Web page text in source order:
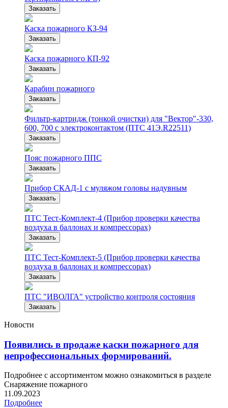
Заказать
Каска пожарного КЗ-94
Заказать
Каска пожарного КП-92
Заказать
Карабин пожарного
Заказать
Фильтр-картридж (тонкой очистки) для "Вектор"-330,
600, 700 с электроконтактом (ПТС 41Э.R22511)
Заказать
Пояс пожарного ППС
Заказать
Прибор СКАД-1 с муляжом головы надувным
Заказать
ПТС Тест-Комплект-4 (Прибор проверки качества
воздуха в баллонах и компрессорах)
Заказать
ПТС Тест-Комплект-5 (Прибор проверки качества
воздуха в баллонах и компрессорах)
Заказать
ПТС "ИВОЛГА" устройство контроля состояния
Заказать
Новости
Появились в продаже каски пожарного для
непрофессиональных формирований.
Подробнее с ассортиментом можно ознакомиться в разделе
Снаряжение пожарного
11.09.2023
Подробнее